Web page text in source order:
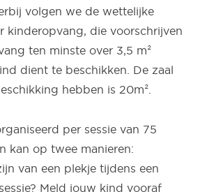
volgen we de wettelijke
kinderopvang, die voorschrijven
ten minste over 3,5 m²
dient te beschikken. De zaal
hebben is 20m².
per sessie van 75
kan op twee manieren:
van een plekje tijdens een
Meld jouw kind vooraf